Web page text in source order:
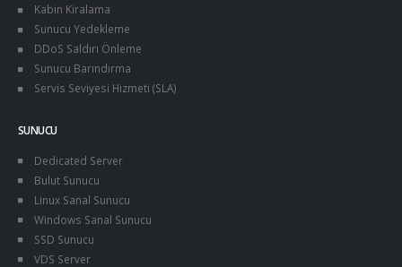
Kabin Kiralama
Sunucu Yedekleme
DDoS Saldırı Önleme
Sunucu Barındırma
Servis Seviyesi Hizmeti (SLA)
SUNUCU
Dedicated Server
Bulut Sunucu
Linux Sanal Sunucu
Windows Sanal Sunucu
SSD Sunucu
VDS Server